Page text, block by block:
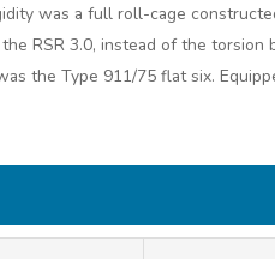
was a full roll-cage
RSR 3.0, instead of the torsion
the Type 911/75 flat six.